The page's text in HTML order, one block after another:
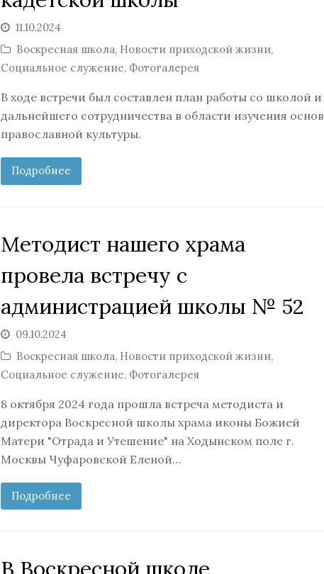
11.10.2024
Воскресная школа, Новости приходской жизни,
Социальное служение, Фотогалерея
В ходе встречи был составлен план работы со школой и
дальнейшего сотрудничества в области изучения основ
православной культуры.
Подробнее
Методист нашего храма
провела встречу с
администрацией школы № 52
09.10.2024
Воскресная школа, Новости приходской жизни,
Социальное служение, Фотогалерея
8 октября 2024 года прошла встреча методиста и
директора Воскресной школы храма иконы Божией
Матери "Отрада и Утешение" на Ходынском поле г.
Москвы Чуфаровской Еленой…
Подробнее
В Воскресной школе